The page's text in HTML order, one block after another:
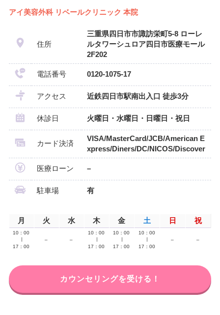
アイ美容外科 リベールクリニック 本院
住所
三重県四日市市諏訪栄町5-8 ローレ
ルタワーシュロア四日市医療モール
2F202
電話番号 0120-1075-17
アクセス 近鉄四日市駅南出入口 徒歩3分
休診日 火曜日・水曜日・日曜日・祝日
カード決済
VISA/MasterCard/JCB/American E
xpress/Diners/DC/NICOS/Discover
医療ローン –
駐車場 有
月 火 水 木 金 土 日 祝
10：00
17：00
– –
10：00
17：00
10：00
17：00
10：00
17：00
– –
カウンセリングを受ける！